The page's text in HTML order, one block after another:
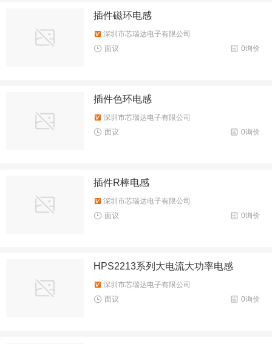
插件磁环电感
深圳市芯瑞达电子有限公司
0询价
面议
插件色环电感
深圳市芯瑞达电子有限公司
0询价
面议
插件R棒电感
深圳市芯瑞达电子有限公司
0询价
面议
HPS2213系列大电流大功率电感
深圳市芯瑞达电子有限公司
0询价
面议